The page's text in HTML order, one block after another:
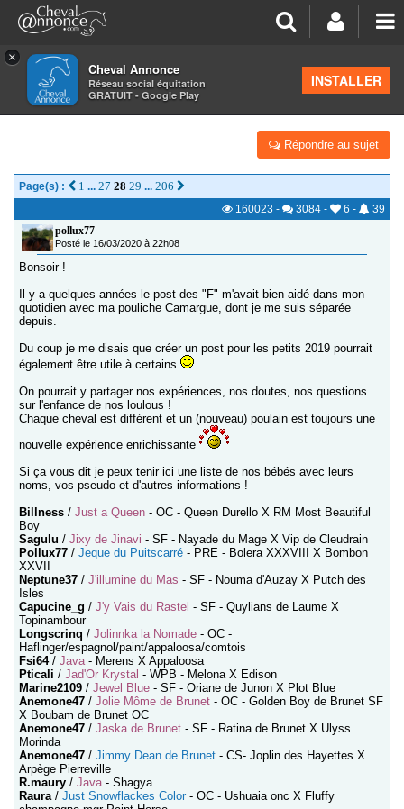
×
Cheval Annonce
Réseau social équitation
GRATUIT - Google Play
INSTALLER
>Vos photos et vidéos
ET SI ON FAISAIT UN POST POUR LES 2019 ?
Répondre au sujet
Page(s) : 1 ... 27 28 29 ... 206
160023 - 3084 - 6 -
39
pollux77
Posté le 16/03/2020 à 22h08
Bonsoir !
Il y a quelques années le post des "F" m'avait bien aidé dans mon
quotidien avec ma pouliche Camargue, dont je me suis séparée
depuis.
Du coup je me disais que créer un post pour les petits 2019 pourrait
également être utile à certains
On pourrait y partager nos expériences, nos doutes, nos questions
sur l'enfance de nos loulous !
Chaque cheval est différent et un (nouveau) poulain est toujours une
nouvelle expérience enrichissante
Si ça vous dit je peux tenir ici une liste de nos bébés avec leurs
noms, vos pseudo et d'autres informations !
Billness / Just a Queen - OC - Queen Durello X RM Most Beautiful
Boy
Sagulu / Jixy de Jinavi - SF - Nayade du Mage X Vip de Cleudrain
Pollux77 / Jeque du Puitscarré - PRE - Bolera XXXVIII X Bombon
XXVII
Neptune37 / J'illumine du Mas - SF - Nouma d'Auzay X Putch des
Isles
Capucine_g / J'y Vais du Rastel - SF - Quylians de Laume X
Topinambour
Longscrinq / Jolinnka la Nomade - OC -
Haflinger/espagnol/paint/appaloosa/comtois
Fsi64 / Java - Merens X Appaloosa
Pticali / Jad'Or Krystal - WPB - Melona X Edison
Marine2109 / Jewel Blue - SF - Oriane de Junon X Plot Blue
Anemone47 / Jolie Môme de Brunet - OC - Golden Boy de Brunet SF
X Boubam de Brunet OC
Anemone47 / Jaska de Brunet - SF - Ratina de Brunet X Ulyss
Morinda
Anemone47 / Jimmy Dean de Brunet - CS- Joplin des Hayettes X
Arpège Pierreville
R.maury / Java- Shagya
Raura / Just Snowflackes Color - OC - Ushuaia onc X Fluffy